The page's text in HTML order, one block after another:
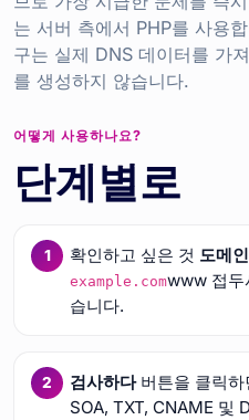
는 서버 측에서 PHP를 사용
구는 실제 DNS 데이터를 가
를 생성하지 않습니다.
어떻게 사용하나요?
단계별로
확인하고 싶은 것 도메
example.comwww 접두
습니다.
검사하다버튼을 클릭하
SOA, TXT, CNAME 및